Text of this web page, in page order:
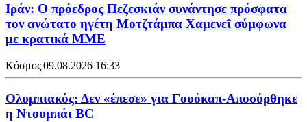
Ιράν: Ο πρόεδρος Πεζεσκιάν συνάντησε πρόσφατα
τον ανώτατο ηγέτη Μοτζτάμπα Χαμενεΐ σύμφωνα
με κρατικά ΜΜΕ
Κόσμος|09.08.2026 16:33
Ολυμπιακός: Δεν «έπεσε» για Γουόκαπ-Αποσύρθηκε
η Ντουμπάι BC